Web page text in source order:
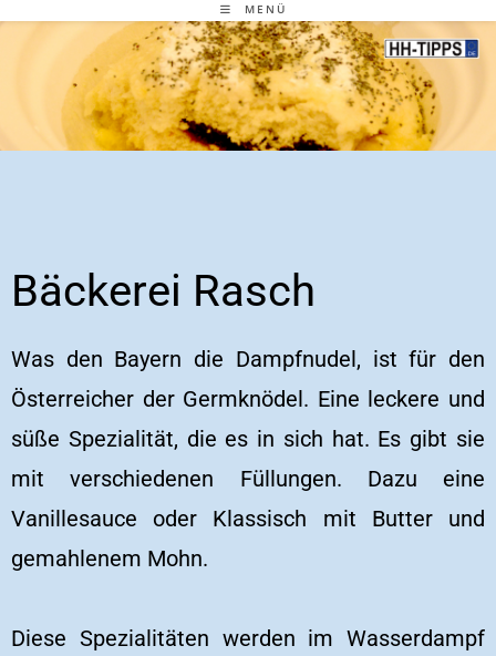
MENÜ
Bäckerei Rasch
Was den Bayern die Dampfnudel, ist für den
Österreicher der Germknödel. Eine leckere und
süße Spezialität, die es in sich hat. Es gibt sie
mit verschiedenen Füllungen. Dazu eine
Vanillesauce oder Klassisch mit Butter und
gemahlenem Mohn.
Diese Spezialitäten werden im Wasserdampf